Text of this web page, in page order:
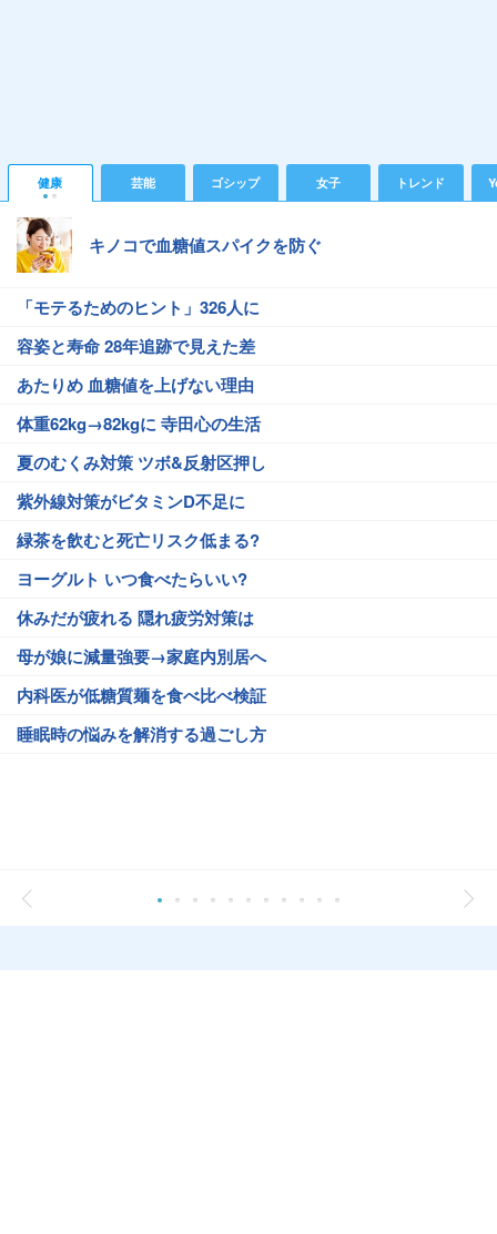
健康 芸能 ゴシップ 女子 トレンド
キノコで血糖値スパイクを防ぐ
「モテるためのヒント」326人に
容姿と寿命 28年追跡で見えた差
あたりめ 血糖値を上げない理由
体重62kg→82kgに 寺田心の生活
夏のむくみ対策 ツボ&反射区押し
紫外線対策がビタミンD不足に
緑茶を飲むと死亡リスク低まる?
ヨーグルト いつ食べたらいい?
休みだが疲れる 隠れ疲労対策は
母が娘に減量強要→家庭内別居へ
内科医が低糖質麺を食べ比べ検証
睡眠時の悩みを解消する過ごし方